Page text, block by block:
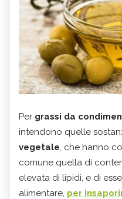
Per grassi da
intendono quelle
vegetale, che hanno
comune quella di
elevata di lipidi, e di
alimentare, per